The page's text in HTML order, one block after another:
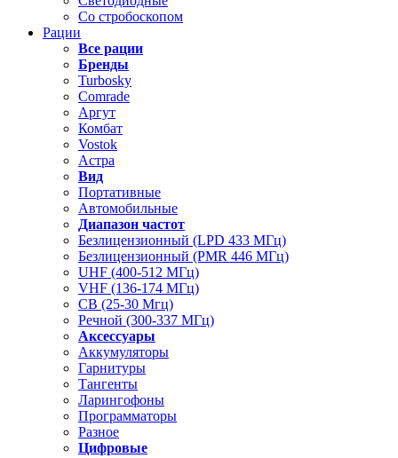
Со стробоскопом
Рации
Все рации
Бренды
Turbosky
Comrade
Аргут
Комбат
Vostok
Астра
Вид
Портативные
Автомобильные
Диапазон частот
Безлицензионный (LPD 433 МГц)
Безлицензионный (PMR 446 МГц)
UHF (400-512 МГц)
VHF (136-174 МГц)
CB (25-30 Мгц)
Речной (300-337 МГц)
Аксессуары
Аккумуляторы
Гарнитуры
Тангенты
Ларингофоны
Программаторы
Разное
Цифровые